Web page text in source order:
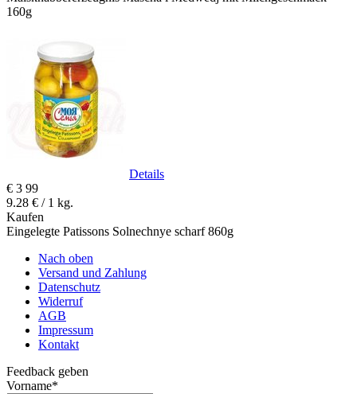
160g
Details
€ 3 99
9.28 € / 1 kg.
Kaufen
Eingelegte Patissons Solnechnye scharf 860g
Nach oben
Versand und Zahlung
Datenschutz
Widerruf
AGB
Impressum
Kontakt
Feedback geben
Vorname*